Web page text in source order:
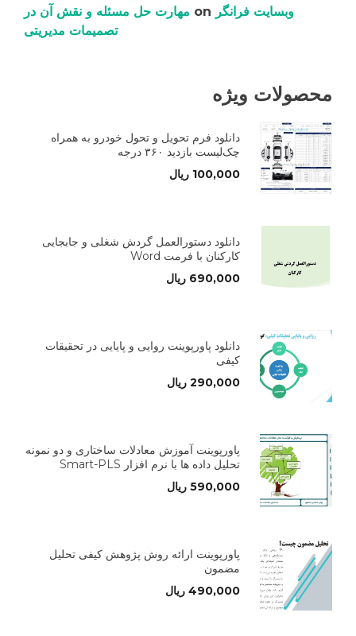
وبسایت فرانگر
مهارت حل مسئله و نقش آن در
تصمیمات مدیریتی
محصولات ویژه
دانلود فرم تحویل و تحول خودرو به همراه
چک‌لیست بازدید ۳۶۰ درجه
100,000 ریال
دانلود دستورالعمل گردش شغلی و جابجایی
کارکنان با فرمت Word
690,000 ریال
دانلود پاورپوینت روایی و پایایی در تحقیقات
کیفی
290,000 ریال
پاورپوینت آموزش معادلات ساختاری و دو نمونه
تحلیل داده ها با نرم افزار Smart-PLS
590,000 ریال
پاورپوینت ارائه روش پژوهش کیفی تحلیل
مضمون
490,000 ریال